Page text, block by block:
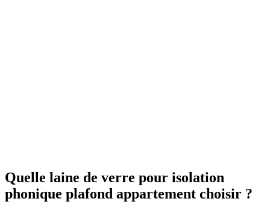
Quelle laine de verre pour isolation
phonique plafond appartement choisir ?